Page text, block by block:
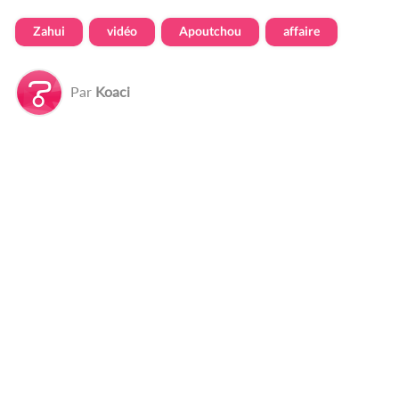
Zahui vidéo Apoutchou affaire
Par Koaci